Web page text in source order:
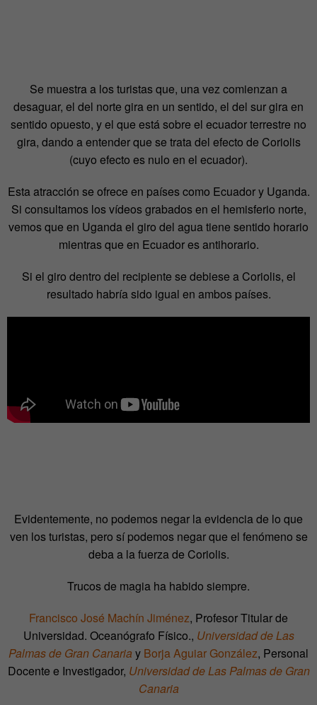
Se muestra a los turistas que, una vez comienzan a
desaguar, el del norte gira en un sentido, el del sur gira en
sentido opuesto, y el que está sobre el ecuador terrestre no
gira, dando a entender que se trata del efecto de Coriolis
(cuyo efecto es nulo en el ecuador).
Esta atracción se ofrece en países como Ecuador y Uganda.
Si consultamos los vídeos grabados en el hemisferio norte,
vemos que en Uganda el giro del agua tiene sentido horario
mientras que en Ecuador es antihorario.
Si el giro dentro del recipiente se debiese a Coriolis, el
resultado habría sido igual en ambos países.
Evidentemente, no podemos negar la evidencia de lo que
ven los turistas, pero sí podemos negar que el fenómeno se
deba a la fuerza de Coriolis.
Trucos de magia ha habido siempre.
Francisco José Machín Jiménez, Profesor Titular de
Universidad. Oceanógrafo Físico., Universidad de Las
Palmas de Gran Canaria y Borja Aguiar González, Personal
Docente e Investigador, Universidad de Las Palmas de Gran
Canaria